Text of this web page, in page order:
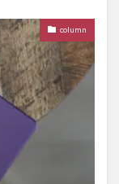
column